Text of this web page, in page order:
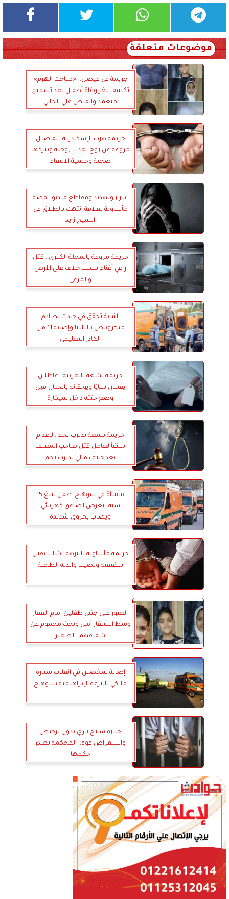
موضوعات متعلقة
جربمة في فيصل.. «مباحث الهرم»
تكشف لغز وفاة أطفال بعد تسميمٍ
متعمد والقبض علي الجاني
جريمة هزت الإسكندرية.. تفاصيل
مروعة عن زوج يعذب زوجته ويتركها
ضحية وحشية الانتقام
ابتزاز وتهديد ومقاطع فيديو.. قصة
مأساوية لعلاقة انتهت بالطلاق في
الشيخ زايد
جريمة مروعة بالمحلة الكبرى.. قتل
راعي أغنام بسبب خلاف على الأرض
والمرعى
النيابة تحقق في حادث تصادم
ميكروباص بالبلينا وإصابة 11 من
الكادر التعليمي
جريمة بشعة بالغربية.. عاطلان
يقتلان شابًا ويوثقانه بالحبال قبل
وضع جثته داخل شيكارة
جريمة بشعة بديرب نجم..الإعدام
شنقاً لعامل قتل صاحب المعلف
بعد خلاف مالي بديرب نجم
مأساة في سوهاج: طفل يبلغ 15
سنة يتعرض لصاعق كهربائي
ويصاب بحروق شديدة
جريمة مأساوية بالنزهة.. شاب يقتل
شقيقته ويصيب والدته الطاعنة
العثور على جثتي طفلين أمام العقار
وسط استنفار أمني وبحث محموم عن
شقيقهما الصغير
إصابة شخصين في انقلاب سيارة
ملاكي بالترعة الإبراهيمية بسوهاج
حيازة سلاح ناري بدون ترخيص
واستعراض قوة.. المحكمة تصدر
حكمها